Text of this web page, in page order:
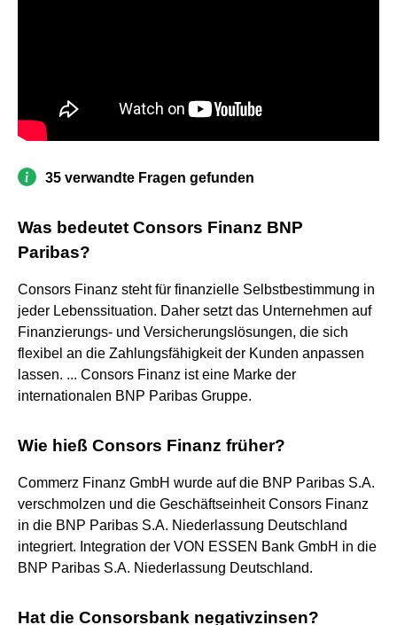
35 verwandte Fragen gefunden
Was bedeutet Consors Finanz BNP
Paribas?
Consors Finanz steht für finanzielle Selbstbestimmung in
jeder Lebenssituation. Daher setzt das Unternehmen auf
Finanzierungs- und Versicherungslösungen, die sich
flexibel an die Zahlungsfähigkeit der Kunden anpassen
lassen. ... Consors Finanz ist eine Marke der
internationalen BNP Paribas Gruppe.
Wie hieß Consors Finanz früher?
Commerz Finanz GmbH wurde auf die BNP Paribas S.A.
verschmolzen und die Geschäftseinheit Consors Finanz
in die BNP Paribas S.A. Niederlassung Deutschland
integriert. Integration der VON ESSEN Bank GmbH in die
BNP Paribas S.A. Niederlassung Deutschland.
Hat die Consorsbank negativzinsen?